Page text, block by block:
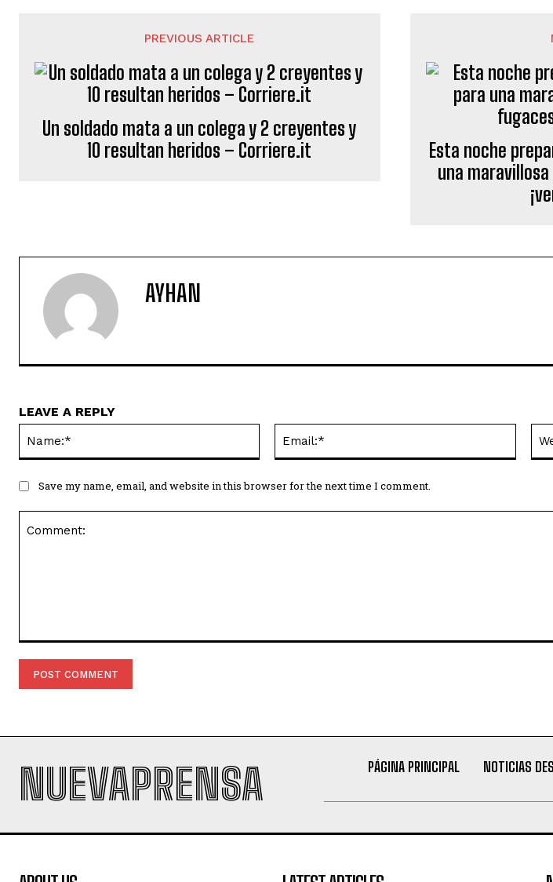
PREVIOUS ARTICLE
Un soldado mata a un colega y 2 creyentes y
10 resultan heridos – Corriere.it
Esta noche
una
AYHAN
LEAVE A REPLY
Save my name, email, and website in this browser for the next time I comment.
NUEVAPRENSA PÁGINA PRINCIPAL NOTICIAS